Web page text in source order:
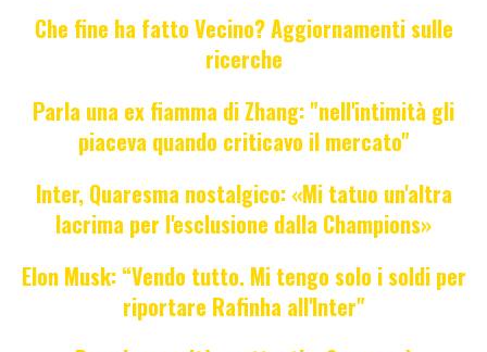
Che fine ha fatto Vecino? Aggiornamenti sulle
ricerche
Parla una ex fiamma di Zhang: "nell'intimità gli
piaceva quando criticavo il mercato"
Inter, Quaresma nostalgico: «Mi tatuo un'altra
lacrima per l'esclusione dalla Champions»
Elon Musk: “Vendo tutto. Mi tengo solo i soldi per
riportare Rafinha all'Inter"